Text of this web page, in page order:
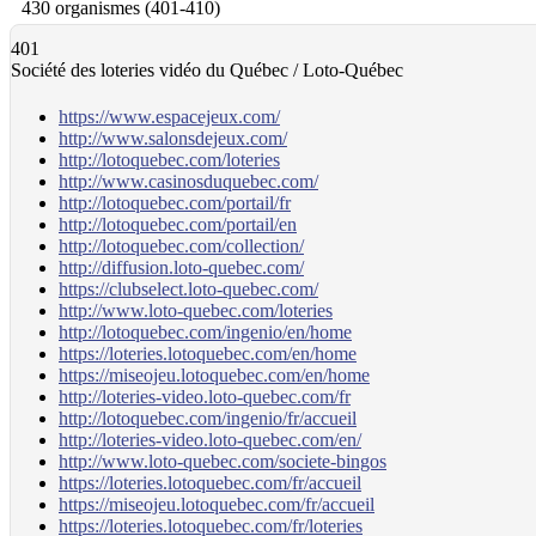
430 organismes (401-410)
401
Société des loteries vidéo du Québec / Loto-Québec
https://www.espacejeux.com/
http://www.salonsdejeux.com/
http://lotoquebec.com/loteries
http://www.casinosduquebec.com/
http://lotoquebec.com/portail/fr
http://lotoquebec.com/portail/en
http://lotoquebec.com/collection/
http://diffusion.loto-quebec.com/
https://clubselect.loto-quebec.com/
http://www.loto-quebec.com/loteries
http://lotoquebec.com/ingenio/en/home
https://loteries.lotoquebec.com/en/home
https://miseojeu.lotoquebec.com/en/home
http://loteries-video.loto-quebec.com/fr
http://lotoquebec.com/ingenio/fr/accueil
http://loteries-video.loto-quebec.com/en/
http://www.loto-quebec.com/societe-bingos
https://loteries.lotoquebec.com/fr/accueil
https://miseojeu.lotoquebec.com/fr/accueil
https://loteries.lotoquebec.com/fr/loteries